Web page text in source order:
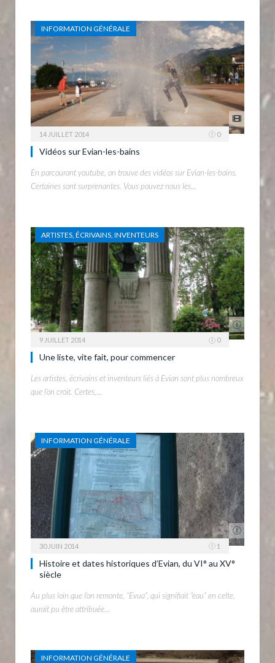
INFORMATION GÉNÉRALE
14 JUILLET 2014 0
Vidéos sur Evian-les-bains
En parcourant youtube, on trouve des vidéos sur Evian-les-bains.
Certaines sont surprenantes. Vous pouvez nous les…
ARTISTES, ÉCRIVAINS, INVENTEURS
9 JUILLET 2014 0
Une liste, vite fait, pour commencer
Les artistes, écrivains et inventeurs liés à Evian sont plus nombreux
que l’on croit. Certes,…
INFORMATION GÉNÉRALE
30 JUIN 2014 1
Histoire et dates historiques d’Evian, du VI° au XV°
siècle
Au plus loin que l’on remonte, “Evua”, qui signifiait “eau” en celte,
aurait pu être attribuée…
INFORMATION GÉNÉRALE